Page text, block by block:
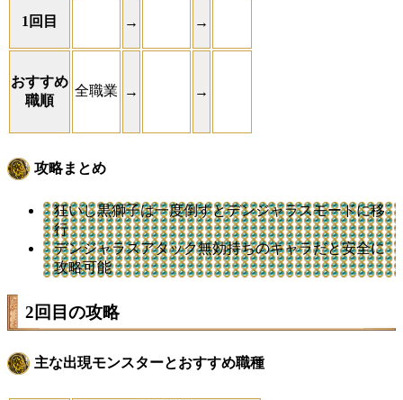
1回目 → →
おすすめ
職順
全職業 → →
攻略まとめ
狂いし黒獅子は一度倒すとデンジャラスモードに移
行
デンジャラスアタック無効持ちのキャラだと安全に
攻略可能
2回目の攻略
主な出現モンスターとおすすめ職種